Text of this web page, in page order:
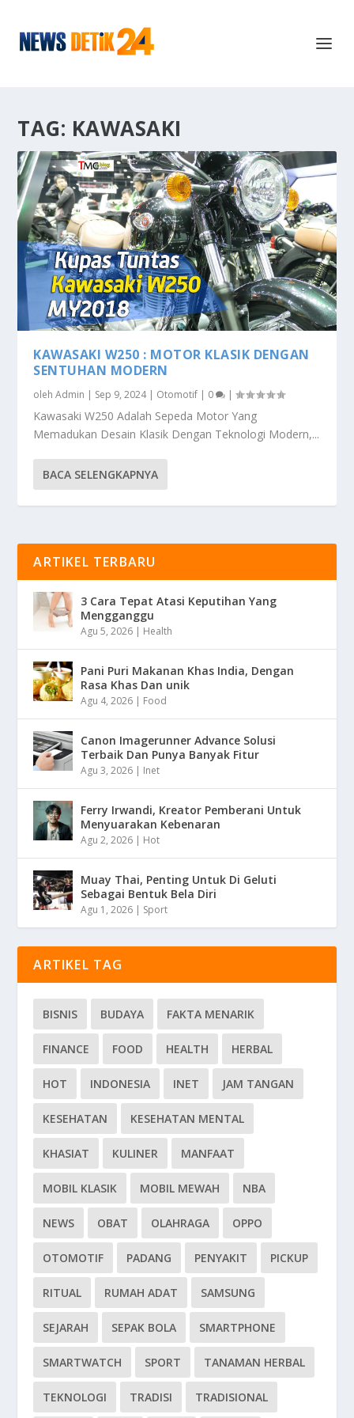
TAG: KAWASAKI
KAWASAKI W250 : MOTOR KLASIK DENGAN
SENTUHAN MODERN
olehAdmin | Sep 9, 2024| Otomotif | 0 |
Kawasaki W250 Adalah Sepeda Motor Yang
Memadukan Desain Klasik Dengan Teknologi Modern,...
BACA SELENGKAPNYA
ARTIKEL TERBARU
3 Cara Tepat Atasi Keputihan Yang
Mengganggu
Agu 5, 2026 | Health
Pani Puri Makanan Khas India, Dengan
Rasa Khas Dan unik
Agu 4, 2026 | Food
Canon Imagerunner Advance Solusi
Terbaik Dan Punya Banyak Fitur
Agu 3, 2026 | Inet
Ferry Irwandi, Kreator Pemberani Untuk
Menyuarakan Kebenaran
Agu 2, 2026 | Hot
Muay Thai, Penting Untuk Di Geluti
Sebagai Bentuk Bela Diri
Agu 1, 2026 | Sport
ARTIKEL TAG
BISNIS BUDAYA FAKTA MENARIK
FINANCE FOOD HEALTH HERBAL
HOT INDONESIA INET JAM TANGAN
KESEHATAN KESEHATAN MENTAL
KHASIAT KULINER MANFAAT
MOBIL KLASIK MOBIL MEWAH NBA
NEWS OBAT OLAHRAGA OPPO
OTOMOTIF PADANG PENYAKIT PICKUP
RITUAL RUMAH ADAT SAMSUNG
SEJARAH SEPAK BOLA SMARTPHONE
SMARTWATCH SPORT TANAMAN HERBAL
TEKNOLOGI TRADISI TRADISIONAL